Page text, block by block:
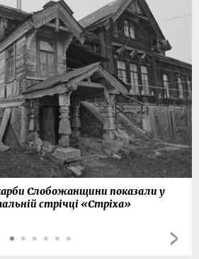
Слобожанщини показали у
стрічці «Стріха»